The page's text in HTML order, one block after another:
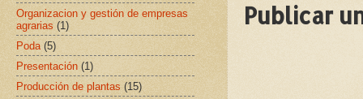
Publicar
Organizacion y gestión de empresas
agrarias (1)
Poda (5)
Presentación (1)
Producción de plantas (15)